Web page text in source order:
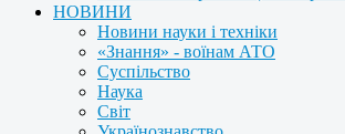
НОВИНИ
Новини науки і техніки
«Знання» - воїнам АТО
Суспільство
Наука
Світ